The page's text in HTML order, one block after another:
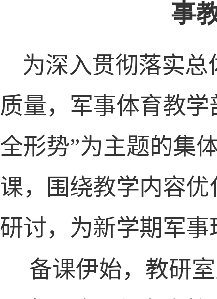
事
为深入贯彻落实总
质量，军事体育教
全形势”为主题的集
课，围绕教学内容
研讨，为新学期军
备课伊始，教研室